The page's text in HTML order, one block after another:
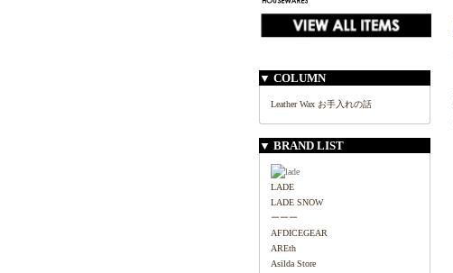
▼ COLUMN
Leather Wax お手入れの話
▼ BRAND LIST
LADE
LADE SNOW
ーーー
AFDICEGEAR
AREth
Asilda Store